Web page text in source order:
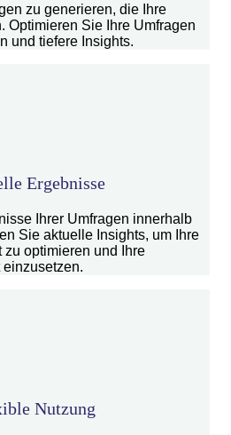
zu generieren, die Ihre
Optimieren Sie Ihre Umfragen
und tiefere Insights.
Ergebnisse
Ihrer Umfragen innerhalb
Sie aktuelle Insights, um Ihre
zu optimieren und Ihre
Nutzung